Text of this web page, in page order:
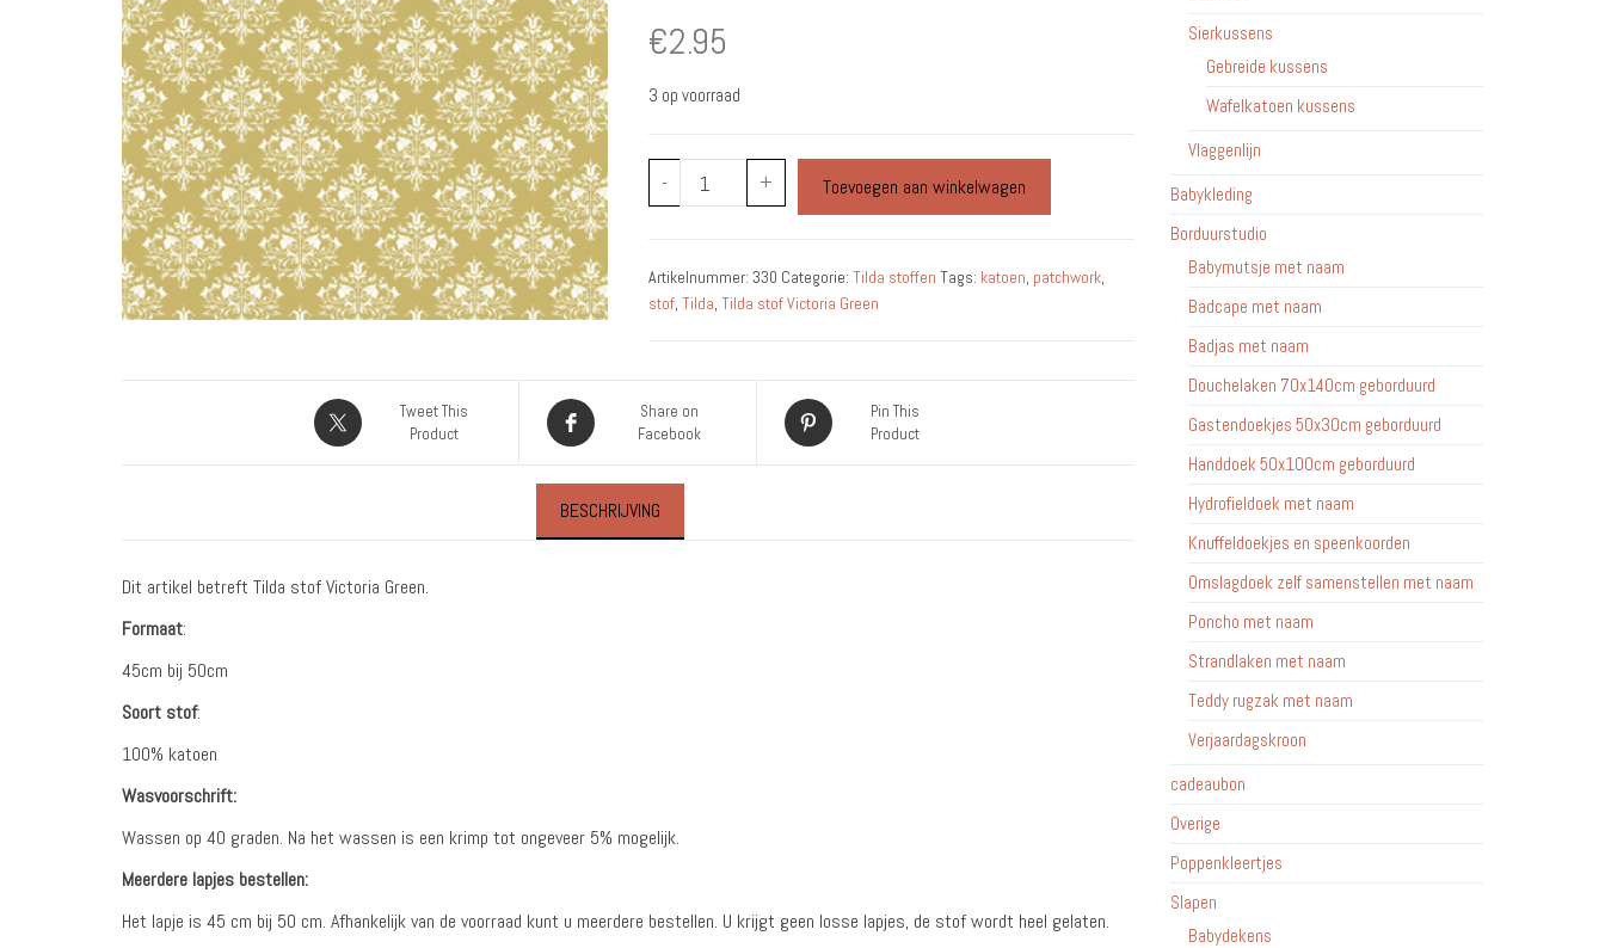
€2.95
3 op voorraad
-
Tilda
-
Victoria
+ Toevoegen aan winkelwagen
Artikelnummer: 330 Categorie: Tilda stoffen Tags: katoen, patchwork,
stof, Tilda, Tilda stof Victoria Green
Tweet This
Product
Share on
Facebook
Pin This
Product
BESCHRIJVING
Dit artikel betreft Tilda stof Victoria Green.
Formaat:
45cm bij 50cm
Soort stof:
100% katoen
Wasvoorschrift:
Wassen op 40 graden. Na het wassen is een krimp tot ongeveer 5% mogelijk.
Meerdere lapjes bestellen:
Het lapje is 45 cm bij 50 cm. Afhankelijk van de voorraad kunt u meerdere bestellen. U krijgt geen losse lapjes, de stof wordt heel gelaten.
Sierkussens
Gebreide kussens
Wafelkatoen kussens
Vlaggenlijn
Babykleding
Borduurstudio
Babymutsje met naam
Badcape met naam
Badjas met naam
Douchelaken 70x140cm geborduurd
Gastendoekjes 50x30cm geborduurd
Handdoek 50x100cm geborduurd
Hydrofieldoek met naam
Knuffeldoekjes en speenkoorden
Omslagdoek zelf samenstellen met naam
Poncho met naam
Strandlaken met naam
Teddy rugzak met naam
Verjaardagskroon
cadeaubon
Overige
Poppenkleertjes
Slapen
Babydekens